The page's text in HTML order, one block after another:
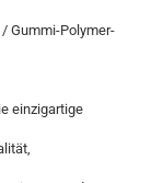
Gummi-Polymer-
einzigartige